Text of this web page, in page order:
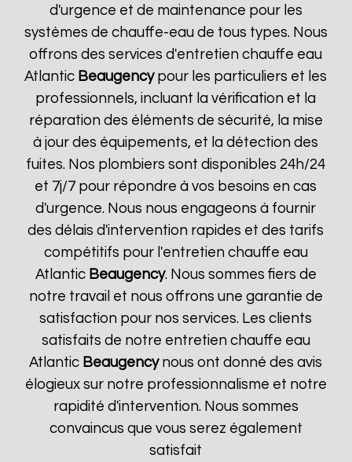
d'urgence et de maintenance pour les
systèmes de chauffe-eau de tous types. Nous
offrons des services d'entretien chauffe eau
Atlantic Beaugencypour les particuliers et les
professionnels, incluant la vérification et la
réparation des éléments de sécurité, la mise
à jour des équipements, et la détection des
fuites. Nos plombiers sont disponibles 24h/24
et 7j/7 pour répondre à vos besoins en cas
d'urgence. Nous nous engageons à fournir
des délais d'intervention rapides et des tarifs
compétitifs pour l'entretien chauffe eau
Atlantic Beaugency. Nous sommes fiers de
notre travail et nous offrons une garantie de
satisfaction pour nos services. Les clients
satisfaits de notre entretien chauffe eau
Atlantic Beaugencynous ont donné des avis
élogieux sur notre professionnalisme et notre
rapidité d'intervention. Nous sommes
convaincus que vous serez également
satisfait